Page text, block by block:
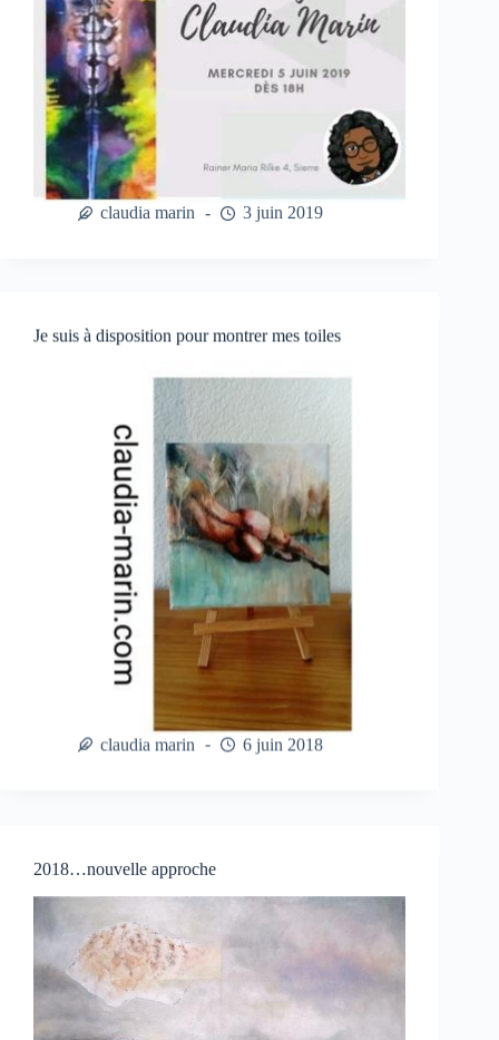
claudia marin 3 juin 2019
Je suis à disposition pour montrer mes toiles
claudia marin 6 juin 2018
2018…nouvelle approche